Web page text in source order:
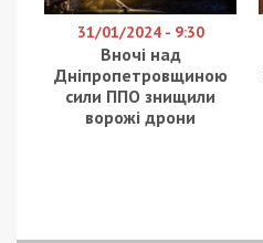
31/01/2024 - 9:30
Вночі над
Дніпропетровщиною
сили ППО знищили
ворожі дрони